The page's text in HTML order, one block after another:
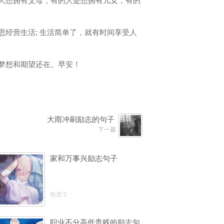
营生活; 生活简单了，就有时间享受人
和期望还在。早安！
大雨冲刷励志的句子
下一篇
家和万事兴励志句子
热度:0
职业不分高低贵贱的励志句